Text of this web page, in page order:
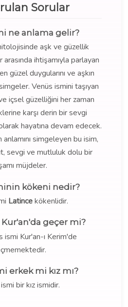
Sorular
ne anlama gelir?
aşk ve güzellik
arasında ihtişamıyla parlayan
güzel duygularını ve aşkın
Venüs ismini taşıyan
içsel güzelliğini her zaman
karşı derin bir sevgi
hayatına devam edecek.
simgeleyen bu isim,
sevgi ve mutluluk dolu bir
müjdeler.
kökeni nedir?
Latincekökenlidir.
geçer mi?
ismi Kur'an-ı Kerim'de
erkek mi kız mı?
bir kız ismidir.